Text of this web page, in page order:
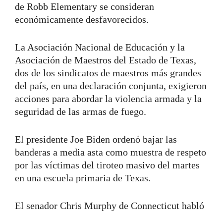
de Robb Elementary se consideran
económicamente desfavorecidos.
La Asociación Nacional de Educación y la
Asociación de Maestros del Estado de Texas,
dos de los sindicatos de maestros más grandes
del país, en una declaración conjunta, exigieron
acciones para abordar la violencia armada y la
seguridad de las armas de fuego.
El presidente Joe Biden ordenó bajar las
banderas a media asta como muestra de respeto
por las víctimas del tiroteo masivo del martes
en una escuela primaria de Texas.
El senador Chris Murphy de Connecticut habló